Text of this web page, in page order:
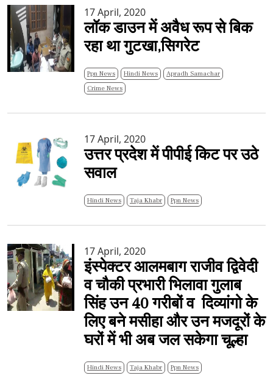
17 April, 2020
लॉक डाउन में अवैध रूप से बिक
रहा था गुटखा,सिगरेट
Ppn News Hindi News
Apradh Samachar
Crime News
17 April, 2020
उत्तर प्रदेश में पीपीई किट पर उठे
सवाल
Hindi News Taja Khabr Ppn News
17 April, 2020
इंस्पेक्टर आलमबाग राजीव द्विवेदी
व चौकी प्रभारी भिलावा गुलाब
सिंह उन 40 गरीबों व ​​​​​​​दिव्यांगो के
लिए बने मसीहा और उन मजदूरों के
घरों में भी अब जल सकेगा चूल्हा
Hindi News Taja Khabr Ppn News